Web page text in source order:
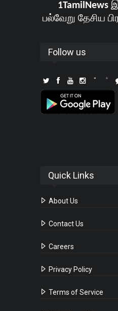
1TamilNews
பல்வேறு தேசிய
Follow us
Quick Links
About Us
Contact Us
Careers
Privacy Policy
Terms of Service